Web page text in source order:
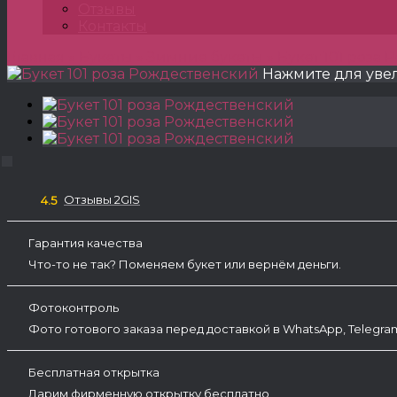
Нажмите для
4.5 Отзывы 2GIS
Гарантия качества
Что-то не так? Поменяем букет или вернём деньги.
Фотоконтроль
Фото готового заказа перед доставкой в WhatsApp,
Бесплатная открытка
Дарим фирменную открытку бесплатно